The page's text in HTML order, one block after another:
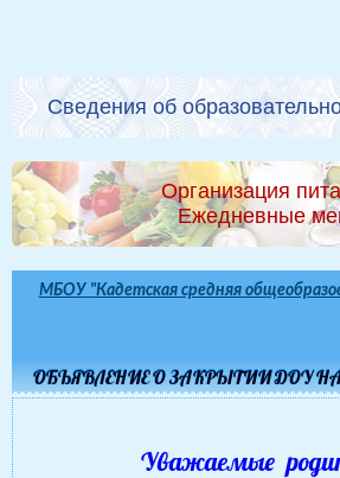
Сведения об
Организация
Ежедневные
МБОУ "Кадетская средняя
ОБЪЯВЛЕНИЕ О ЗАКРЫТИИ ДОУ НА
Уважаемые